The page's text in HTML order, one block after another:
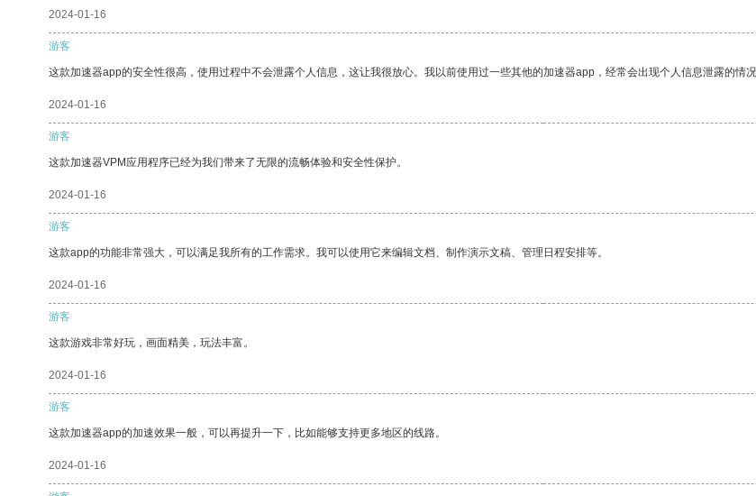
2024-01-16
游客
这款加速器app的安全性很高，使用过程中不会泄露个人信息，这让我很放心。我以前使用过一些其他的加速器app，经常会出现个人信息泄露的情况
2024-01-16
游客
这款加速器VPM应用程序已经为我们带来了无限的流畅体验和安全性保护。
2024-01-16
游客
这款app的功能非常强大，可以满足我所有的工作需求。我可以使用它来编辑文档、制作演示文稿、管理日程安排等。
2024-01-16
游客
这款游戏非常好玩，画面精美，玩法丰富。
2024-01-16
游客
这款加速器app的加速效果一般，可以再提升一下，比如能够支持更多地区的线路。
2024-01-16